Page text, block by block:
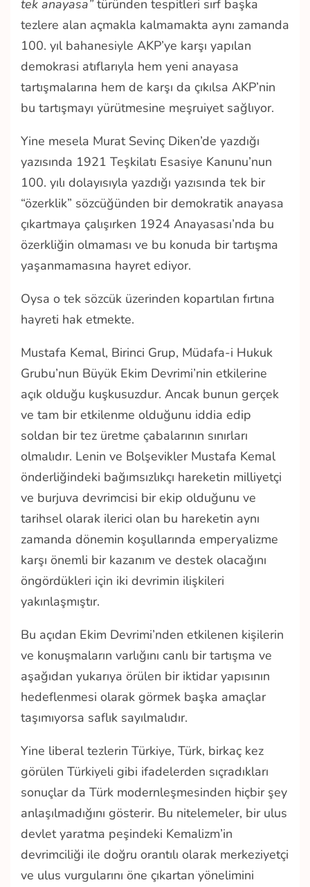
tek anayasa” türünden tespitleri sırf başka
tezlere alan açmakla kalmamakta aynı zamanda
100. yıl bahanesiyle AKP’ye karşı yapılan
demokrasi atıflarıyla hem yeni anayasa
tartışmalarına hem de karşı da çıkılsa AKP’nin
bu tartışmayı yürütmesine meşruiyet sağlıyor.
Yine mesela Murat Sevinç Diken’de yazdığı
yazısında 1921 Teşkilatı Esasiye Kanunu’nun
100. yılı dolayısıyla yazdığı yazısında tek bir
“özerklik” sözcüğünden bir demokratik anayasa
çıkartmaya çalışırken 1924 Anayasası’nda bu
özerkliğin olmaması ve bu konuda bir tartışma
yaşanmamasına hayret ediyor.
Oysa o tek sözcük üzerinden kopartılan fırtına
hayreti hak etmekte.
Mustafa Kemal, Birinci Grup, Müdafa-i Hukuk
Grubu’nun Büyük Ekim Devrimi’nin etkilerine
açık olduğu kuşkusuzdur. Ancak bunun gerçek
ve tam bir etkilenme olduğunu iddia edip
soldan bir tez üretme çabalarının sınırları
olmalıdır. Lenin ve Bolşevikler Mustafa Kemal
önderliğindeki bağımsızlıkçı hareketin milliyetçi
ve burjuva devrimcisi bir ekip olduğunu ve
tarihsel olarak ilerici olan bu hareketin aynı
zamanda dönemin koşullarında emperyalizme
karşı önemli bir kazanım ve destek olacağını
öngördükleri için iki devrimin ilişkileri
yakınlaşmıştır.
Bu açıdan Ekim Devrimi’nden etkilenen kişilerin
ve konuşmaların varlığını canlı bir tartışma ve
aşağıdan yukarıya örülen bir iktidar yapısının
hedeflenmesi olarak görmek başka amaçlar
taşımıyorsa saflık sayılmalıdır.
Yine liberal tezlerin Türkiye, Türk, birkaç kez
görülen Türkiyeli gibi ifadelerden sıçradıkları
sonuçlar da Türk modernleşmesinden hiçbir şey
anlaşılmadığını gösterir. Bu nitelemeler, bir ulus
devlet yaratma peşindeki Kemalizm’in
devrimciliği ile doğru orantılı olarak merkeziyetçi
ve ulus vurgularını öne çıkartan yönelimini